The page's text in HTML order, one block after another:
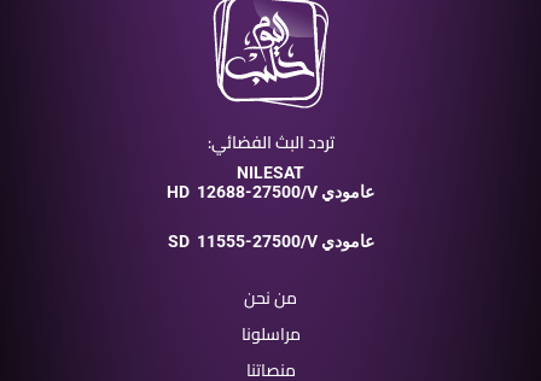
تردد البث الفضائي:
NILESAT
HD
12688-27500/V عامودي
SD 11555-27500/V عامودي
من نحن
مراسلونا
منصاتنا